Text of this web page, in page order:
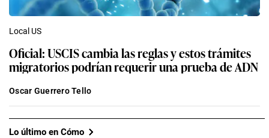
Local US
Oficial: USCIS cambia las reglas y estos trámites
migratorios podrían requerir una prueba de ADN
Oscar Guerrero Tello
Lo último en Cómo